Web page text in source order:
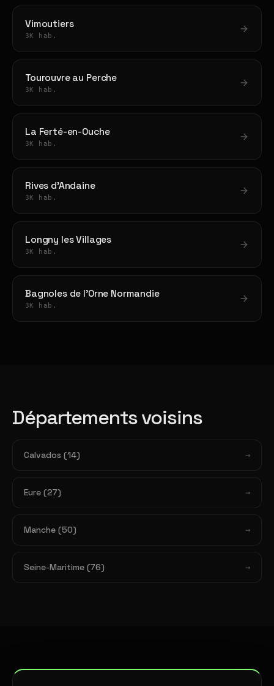
Vimoutiers
3K hab.
Tourouvre au Perche
3K hab.
La Ferté-en-Ouche
3K hab.
Rives d'Andaine
3K hab.
Longny les Villages
3K hab.
Bagnoles de l'Orne Normandie
3K hab.
Départements voisins
Calvados (14)
Eure (27)
Manche (50)
Seine-Maritime (76)